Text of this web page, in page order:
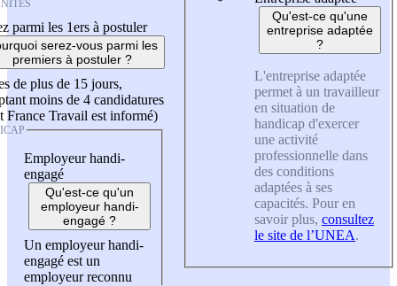
parmi les 1ers à postuler
serez-vous parmi les
premiers à postuler ?
de plus de 15 jours,
moins de 4 candidatures
France Travail est informé)
Employeur handi-
engagé
Qu'est-ce qu'un
employeur handi-
engagé ?
Un employeur handi-
engagé est un
employeur reconnu
Qu'est-ce qu'une
entreprise adaptée
?
L'entreprise adaptée
permet à un travailleur
en situation de
handicap d'exercer
une activité
professionnelle dans
des conditions
adaptées à ses
capacités. Pour en
savoir plus, consultez
le site de l’UNEA.